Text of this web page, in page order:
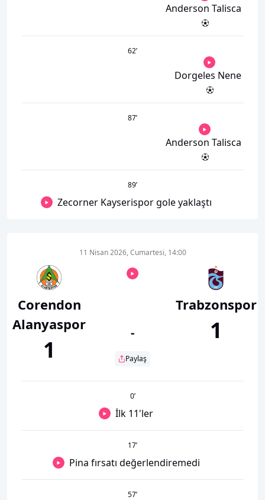
Anderson Talisca
62’
Dorgeles Nene
87’
Anderson Talisca
89’
Zecorner Kayserispor gole yaklaştı
Corendon
Alanyaspor
1
11 Nisan 2026, Cumartesi, 14:00
-
Paylaş
Trabzonspor
1
0’
İlk 11'ler
17’
Pina fırsatı değerlendiremedi
57’